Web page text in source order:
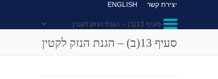
יצירת קשר ENGLISH
סעיף 13(ב) – הגנת הנזק לקטין